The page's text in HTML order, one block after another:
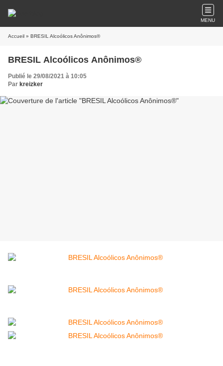
MENU
Accueil » BRESIL Alcoólicos Anônimos®
BRESIL Alcoólicos Anônimos®
Publié le 29/08/2021 à 10:05
Par kreizker